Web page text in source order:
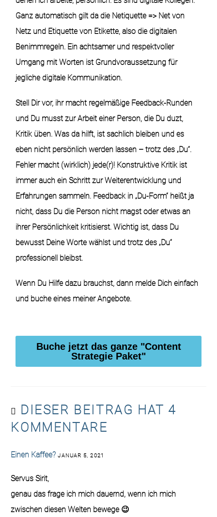
Ganz automatisch gilt da die Netiquette => Net von
Netz und Etiquette von Etikette, also die digitalen
Benimmregeln. Ein achtsamer und respektvoller
Umgang mit Worten ist Grundvoraussetzung für
jegliche digitale Kommunikation.
Stell Dir vor, ihr macht regelmäßige Feedback-Runden
und Du musst zur Arbeit einer Person, die Du duzt,
Kritik üben. Was da hilft, ist sachlich bleiben und es
eben nicht persönlich werden lassen – trotz des „Du“.
Fehler macht (wirklich) jede(r)! Konstruktive Kritik ist
immer auch ein Schritt zur Weiterentwicklung und
Erfahrungen sammeln. Feedback in „Du-Form“ heißt ja
nicht, dass Du die Person nicht magst oder etwas an
ihrer Persönlichkeit kritisierst. Wichtig ist, dass Du
bewusst Deine Worte wählst und trotz des „Du“
professionell bleibst.
Wenn Du Hilfe dazu brauchst, dann melde Dich einfach
und buche eines meiner Angebote.
Buche jetzt das ganze "Content
Strategie Paket"
DIESER BEITRAG HAT 4
KOMMENTARE
Einen Kaffee? JANUAR 5, 2021
Servus Sirit,
genau das frage ich mich dauernd, wenn ich mich
zwischen diesen Welten bewege 😉